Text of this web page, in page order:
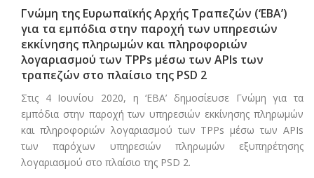
Γνώμη της Ευρωπαϊκής Αρχής Τραπεζών (‘EBA’)
για τα εμπόδια στην παροχή των υπηρεσιών
εκκίνησης πληρωμών και πληροφοριών
λογαριασμού των TPPs μέσω των APIs των
τραπεζών στο πλαίσιο της PSD 2
Στις 4 Ιουνίου 2020, η ‘ΕΒΑ’ δημοσίευσε Γνώμη για τα
εμπόδια στην παροχή των υπηρεσιών εκκίνησης πληρωμών
και πληροφοριών λογαριασμού των TPPs μέσω των APIs
των παρόχων υπηρεσιών πληρωμών εξυπηρέτησης
λογαριασμού στο πλαίσιο της PSD 2.